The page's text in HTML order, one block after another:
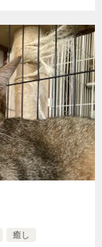
癒し